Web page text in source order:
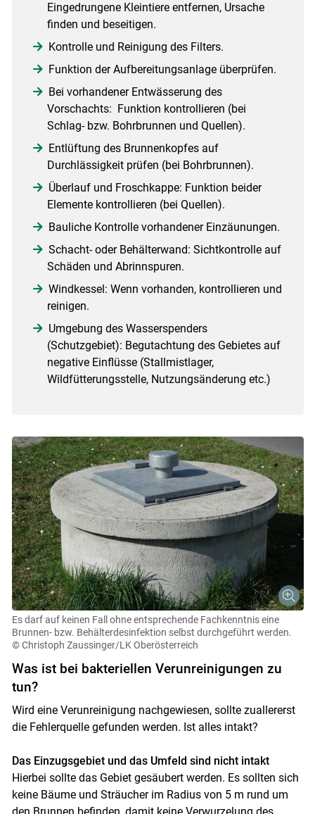
Eingedrungene Kleintiere entfernen, Ursache
finden und beseitigen.
Kontrolle und Reinigung des Filters.
Funktion der Aufbereitungsanlage überprüfen.
Bei vorhandener Entwässerung des
Vorschachts: Funktion kontrollieren (bei
Schlag- bzw. Bohrbrunnen und Quellen).
Entlüftung des Brunnenkopfes auf
Durchlässigkeit prüfen (bei Bohrbrunnen).
Überlauf und Froschkappe: Funktion beider
Elemente kontrollieren (bei Quellen).
Bauliche Kontrolle vorhandener Einzäunungen.
Schacht- oder Behälterwand: Sichtkontrolle auf
Schäden und Abrinnspuren.
Windkessel: Wenn vorhanden, kontrollieren und
reinigen.
Umgebung des Wasserspenders
(Schutzgebiet): Begutachtung des Gebietes auf
negative Einflüsse (Stallmistlager,
Wildfütterungsstelle, Nutzungsänderung etc.)
Es darf auf keinen Fall ohne entsprechende Fachkenntnis eine
Brunnen- bzw. Behälterdesinfektion selbst durchgeführt werden.
© Christoph Zaussinger/LK Oberösterreich
Was ist bei bakteriellen Verunreinigungen zu
tun?
Wird eine Verunreinigung nachgewiesen, sollte zuallererst
die Fehlerquelle gefunden werden. Ist alles intakt?
Das Einzugsgebiet und das Umfeld sind nicht intakt
Hierbei sollte das Gebiet gesäubert werden. Es sollten sich
keine Bäume und Sträucher im Radius von 5 m rund um
den Brunnen befinden, damit keine Verwurzelung des